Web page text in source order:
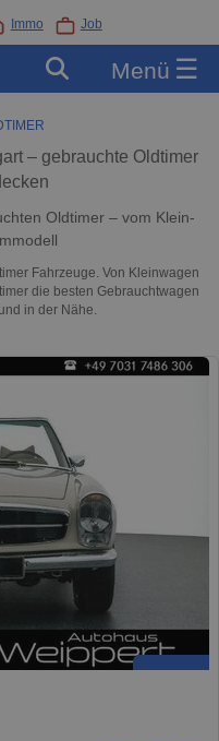
Immo Job
Menü ☰
– gebrauchte Oldtimer
Oldtimer – vom Klein-
Fahrzeuge. Von Kleinwagen
die besten Gebrauchtwagen
in der Nähe.